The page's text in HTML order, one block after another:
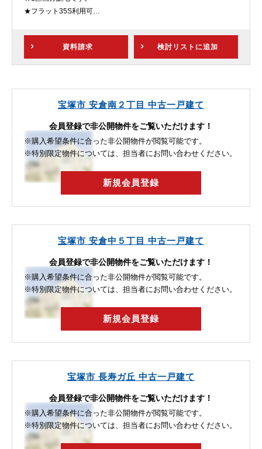
資料請求 検討リスト に追加
★フラット35S利用可
★浴室暖房乾燥機付
★駐車スペース2台
…
宝塚市 安倉南２丁目 中古一戸建て
会員登録で非公開物件をご覧いただけます！
※購入希望条件に合った非公開物件が閲覧可能です。
※特別限定物件については、担当者にお問い合わせください。
新規会員登録
宝塚市 安倉中５丁目 中古一戸建て
会員登録で非公開物件をご覧いただけます！
※購入希望条件に合った非公開物件が閲覧可能です。
※特別限定物件については、担当者にお問い合わせください。
新規会員登録
宝塚市 長寿ガ丘 中古一戸建て
会員登録で非公開物件をご覧いただけます！
※購入希望条件に合った非公開物件が閲覧可能です。
※特別限定物件については、担当者にお問い合わせください。